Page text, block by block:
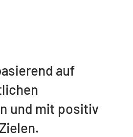
auf
und mit positiv